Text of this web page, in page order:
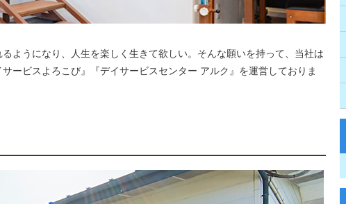
ようになり、人生を楽しく生きて欲しい。そんな願いを持って、当社は
ービスよろこび』『デイサービスセンター アルク』を運営しておりま